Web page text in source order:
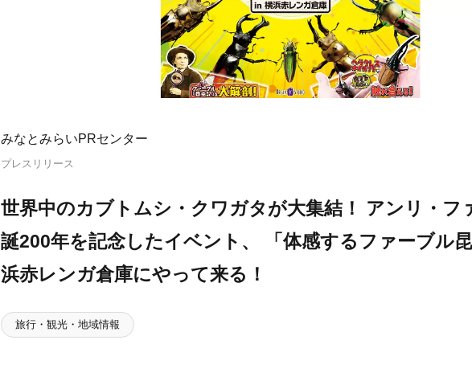
みなとみらいPRセンター
プレスリリース
世界中のカブトムシ・クワガタが大集結！ アンリ・フ
誕200年を記念したイベント、 「体感するファーブル
浜赤レンガ倉庫にやって来る！
旅行・観光・地域情報